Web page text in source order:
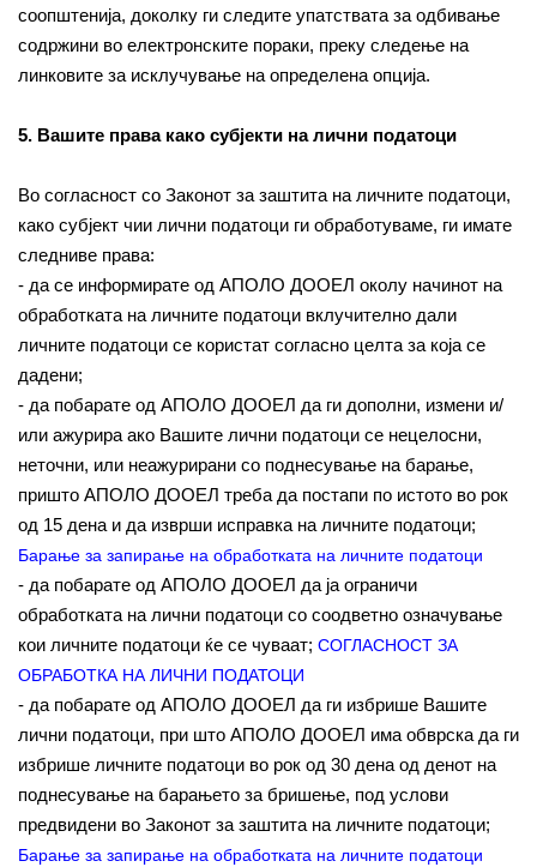
соопштенија, доколку ги следите упатствата за одбивање
содржини во електронските пораки, преку следење на
линковите за исклучување на определена опција.
5. Вашите права како субјекти на лични податоци
Во согласност со Законот за заштита на личните податоци,
како субјект чии лични податоци ги обработуваме, ги имате
следниве права:
- да се информирате од АПОЛО ДООЕЛ околу начинот на
обработката на личните податоци вклучително дали
личните податоци се користат согласно целта за која се
дадени;
- да побарате од АПОЛО ДООЕЛ да ги дополни, измени и/
или ажурира ако Вашите лични податоци се нецелосни,
неточни, или неажурирани со поднесување на барање,
пришто АПОЛО ДООЕЛ треба да постапи по истото во рок
од 15 дена и да изврши исправка на личните податоци;
Барање за запирање на обработката на личните податоци
- да побарате од АПОЛО ДООЕЛ да ја ограничи
обработката на лични податоци со соодветно означување
кои личните податоци ќе се чуваат; СОГЛАСНОСТ ЗА
ОБРАБОТКА НА ЛИЧНИ ПОДАТОЦИ
- да побарате од АПОЛО ДООЕЛ да ги избрише Вашите
лични податоци, при што АПОЛО ДООЕЛ има обврска да ги
избрише личните податоци во рок од 30 дена од денот на
поднесување на барањето за бришење, под услови
предвидени во Законот за заштита на личните податоци;
Барање за запирање на обработката на личните податоци